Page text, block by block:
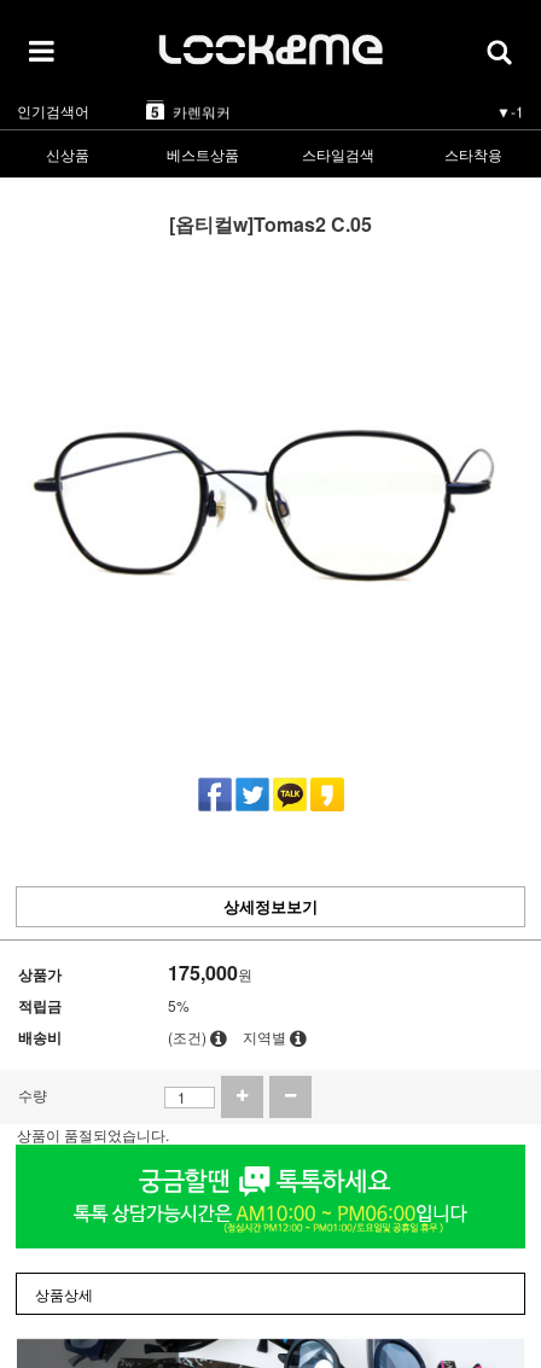
인기검색어
2 마스카 ▲3
린드버그 ▲1
5 카렌워커 ▼-1
1 라피스센시블레
▲5
신상품
베스트상품 스타일검색 스타착용
[옵티컬w]Tomas2 C.05
상세정보보기
상품가 175,000원
적립금 5%
배송비 (조건) 지역별
수량
상품이 품절되었습니다.
상품상세